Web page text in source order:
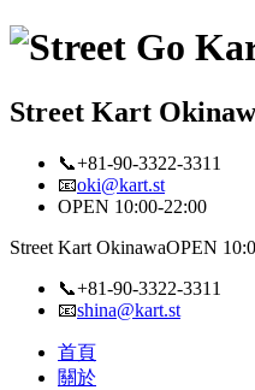
Street Kart
📞+81-90-3322-3311
📧oki@kart.st
OPEN 10:00-22:00
Street Kart OkinawaOPEN
📞+81-90-3322-3311
📧shina@kart.st
首頁
關於